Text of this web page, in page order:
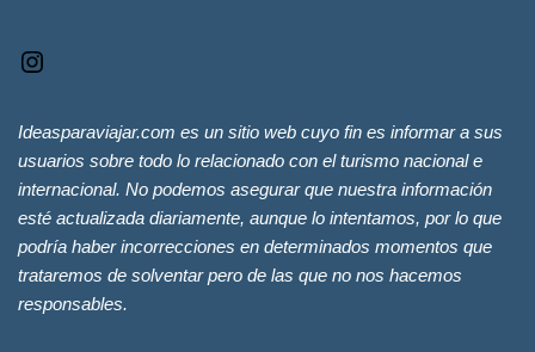
Ideasparaviajar.com es un sitio web cuyo fin es informar a sus
usuarios sobre todo lo relacionado con el turismo nacional e
internacional. No podemos asegurar que nuestra información
esté actualizada diariamente, aunque lo intentamos, por lo que
podría haber incorrecciones en determinados momentos que
trataremos de solventar pero de las que no nos hacemos
responsables.